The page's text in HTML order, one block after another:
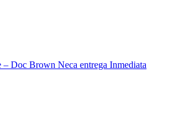
Doc Brown Neca entrega Inmediata